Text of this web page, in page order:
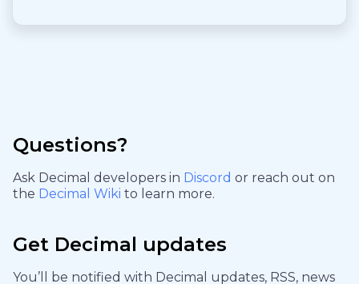
Questions?
Ask Decimal developers in Discord or reach out on
the Decimal Wiki to learn more.
Get Decimal updates
You’ll be notified with Decimal updates, RSS, news